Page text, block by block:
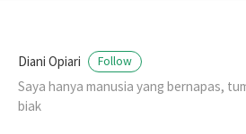
Diani Opiari Follow
Saya hanya manusia yang bernapas,
biak